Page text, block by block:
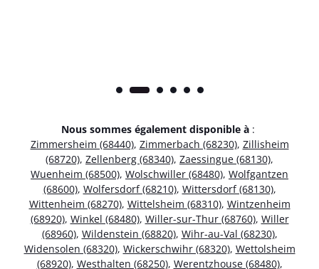
Nous sommes également disponible à :
Zimmersheim (68440), Zimmerbach (68230), Zillisheim
(68720), Zellenberg (68340), Zaessingue (68130),
Wuenheim (68500), Wolschwiller (68480), Wolfgantzen
(68600), Wolfersdorf (68210), Wittersdorf (68130),
Wittenheim (68270), Wittelsheim (68310), Wintzenheim
(68920), Winkel (68480), Willer-sur-Thur (68760), Willer
(68960), Wildenstein (68820), Wihr-au-Val (68230),
Widensolen (68320), Wickerschwihr (68320), Wettolsheim
(68920), Westhalten (68250), Werentzhouse (68480),